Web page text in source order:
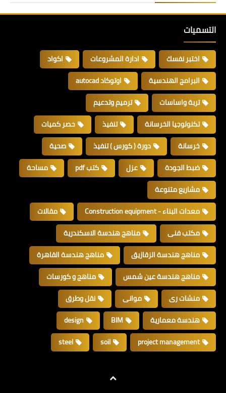
التسميات
اختبر نفسك ادارة المشروعات
اكواد
البرامج الهندسية
اوتوكاد autocad
تربة واساسات
ترميم وتدعيم
تكنولوجيا الخرسانة
تنفيذ
حصر كميات
خرسانة
دورة ( كورس ) تنفيذ
صحية
ضبط الجودة
عزل كتب pdf
مساحة
مشاريع متنوعة
معدات البناء - Construction equipment
مقالات
مكتب فنى
مناهج هندسة الاسكندرية
مناهج هندسة الزقازيق
مناهج هندسة القاهرة
مناهج هندسة عين شمس
مناهج و كورسات
منشات رى
موانى
نقل وطرق
هندسة معمارية
BIM
design
project management
soil
steel